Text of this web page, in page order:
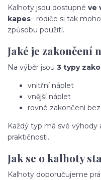
Kalhoty jsou dostupné ve
kapes– rodiče si tak
způsobu použití.
Jaké je zakončení
Na výběr jsou 3 typy
vnitřní náplet
vnější náplet
rovné zakončení
Každý typ má své výhody
praktičnosti.
Jak se o kalhoty
Kalhoty doporučujeme